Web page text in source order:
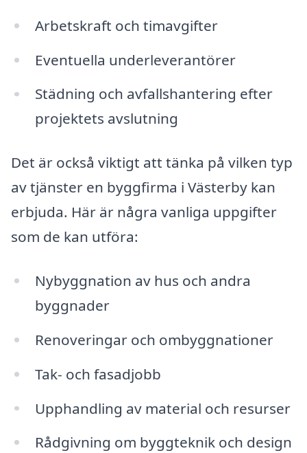
Arbetskraft och timavgifter
Eventuella underleverantörer
Städning och avfallshantering efter
projektets avslutning
Det är också viktigt att tänka på vilken typ
av tjänster en byggfirma i Västerby kan
erbjuda. Här är några vanliga uppgifter
som de kan utföra:
Nybyggnation av hus och andra
byggnader
Renoveringar och ombyggnationer
Tak- och fasadjobb
Upphandling av material och resurser
Rådgivning om byggteknik och design